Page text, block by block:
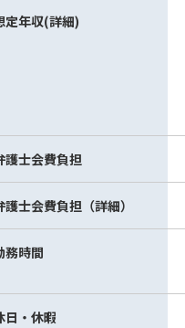
定年収(詳細)
護士会費負担
護士会費負担（詳細）
務時間
日・休暇